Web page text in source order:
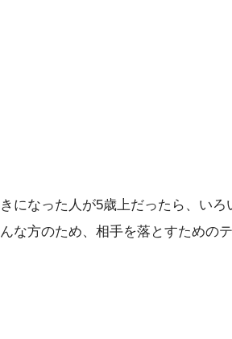
になった人が5歳上だったら、い
な方のため、相手を落とすための